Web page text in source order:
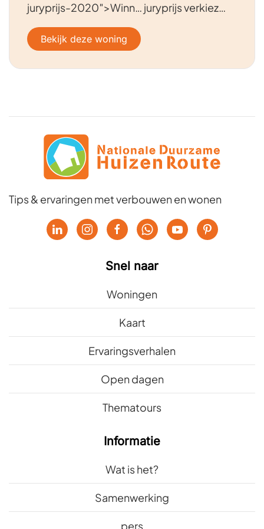
juryprijs-2020″>Winn… juryprijs verkiez…
Bekijk deze woning
Tips & ervaringen met verbouwen en wonen
Snel naar
Woningen
Kaart
Ervaringsverhalen
Open dagen
Thematours
Informatie
Wat is het?
Samenwerking
pers